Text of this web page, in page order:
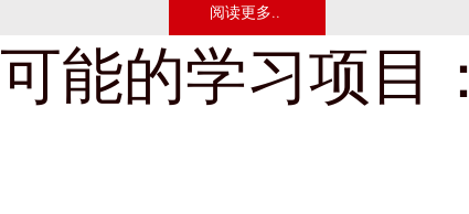
阅读更多..
可能的学习项目：